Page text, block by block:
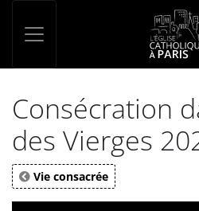
Consécration
des Vierges
Vie consacrée
Panneau de gestion des cookies